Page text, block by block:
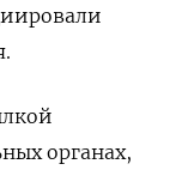
органах,